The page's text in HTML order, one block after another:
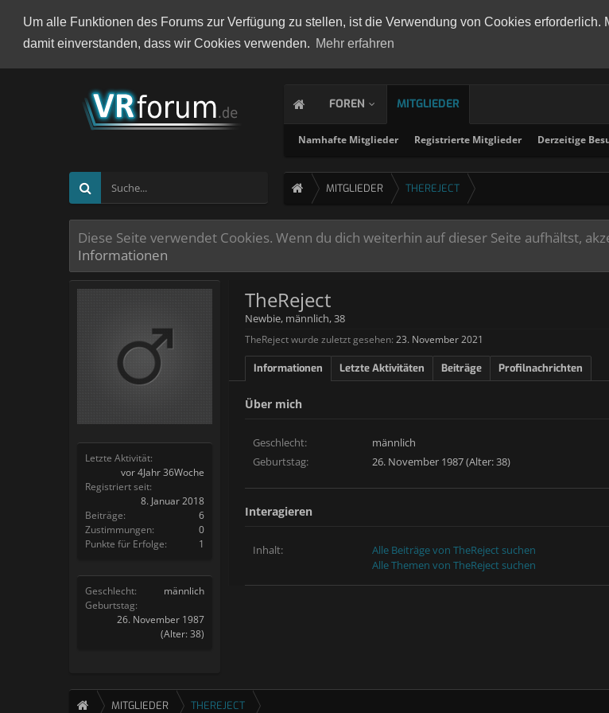
Um alle Funktionen des Forums zur Verfügung zu stellen, ist die Verwendung von Cookies
damit einverstanden, dass wir Cookies verwenden. Mehr erfahren
FOREN MITGLIEDER
Namhafte Mitglieder Registrierte Mitglieder Derzeitige
MITGLIEDER THEREJECT
Diese Seite verwendet Cookies. Wenn du dich weiterhin auf dieser Seite aufhältst,
Informationen
Letzte Aktivität:
vor 4Jahr 36Woche
Registriert seit:
8. Januar 2018
Beiträge:
6
Zustimmungen:
0
Punkte für Erfolge:
1
Geschlecht:
männlich
Geburtstag:
26. November 1987
(Alter: 38)
TheReject
Newbie, männlich, 38
TheReject wurde zuletzt gesehen: 23. November 2021
Informationen Letzte Aktivitäten Beiträge Profilnachrichten
Über mich
Geschlecht:
männlich
Geburtstag:
26. November 1987 (Alter: 38)
Interagieren
Inhalt:
Alle Beiträge von TheReject suchen
Alle Themen von TheReject suchen
MITGLIEDER THEREJECT